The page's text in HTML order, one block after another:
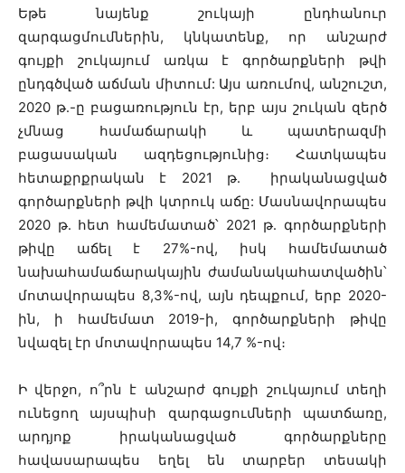
Եթե նայենք շուկայի ընդհանուր
զարգացմումներին, կնկատենք, որ անշարժ
գույքի շուկայում առկա է գործարքների թվի
ընդգծված աճման միտում: Այս առումով, անշուշտ,
2020 թ․-ը բացառություն էր, երբ այս շուկան զերծ
չմնաց համաճարակի և պատերազմի
բացասական ազդեցությունից։ Հատկապես
հետաքրքրական է 2021 թ․ իրականացված
գործարքների թվի կտրուկ աճը: Մասնավորապես
2020 թ․ հետ համեմատած՝ 2021 թ․ գործարքների
թիվը աճել է 27%-ով, իսկ համեմատած
նախահամաճարակային ժամանակահատվածին՝
մոտավորապես 8,3%-ով, այն դեպքում, երբ 2020-
ին, ի համեմատ 2019-ի, գործարքների թիվը
նվազել էր մոտավորապես 14,7 %-ով։
Ի վերջո, ո՞րն է անշարժ գույքի շուկայում տեղի
ունեցող այսպիսի զարգացումների պատճառը,
արդյոք իրականացված գործարքները
հավասարապես եղել են տարբեր տեսակի